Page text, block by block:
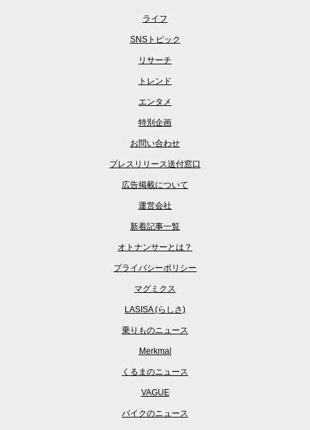
ライフ
SNSトピック
リサーチ
トレンド
エンタメ
特別企画
お問い合わせ
プレスリリース送付窓口
広告掲載について
運営会社
新着記事一覧
オトナンサーとは？
プライバシーポリシー
マグミクス
LASISA (らしさ)
乗りものニュース
Merkmal
くるまのニュース
VAGUE
バイクのニュース